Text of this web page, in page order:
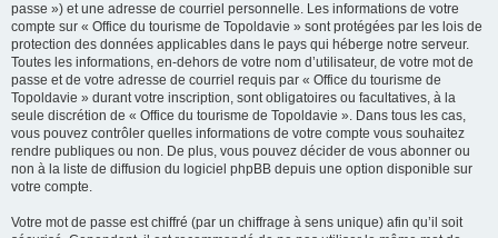
passe ») et une adresse de courriel personnelle. Les informations de votre
compte sur « Office du tourisme de Topoldavie » sont protégées par les lois de
protection des données applicables dans le pays qui héberge notre serveur.
Toutes les informations, en-dehors de votre nom d’utilisateur, de votre mot de
passe et de votre adresse de courriel requis par « Office du tourisme de
Topoldavie » durant votre inscription, sont obligatoires ou facultatives, à la
seule discrétion de « Office du tourisme de Topoldavie ». Dans tous les cas,
vous pouvez contrôler quelles informations de votre compte vous souhaitez
rendre publiques ou non. De plus, vous pouvez décider de vous abonner ou
non à la liste de diffusion du logiciel phpBB depuis une option disponible sur
votre compte.
Votre mot de passe est chiffré (par un chiffrage à sens unique) afin qu’il soit